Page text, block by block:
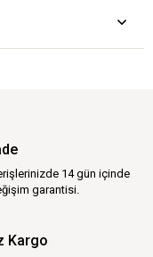
14 gün içinde
garantisi.
Kargo